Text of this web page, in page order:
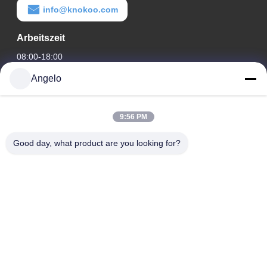
info@knokoo.com
Arbeitszeit
08:00-18:00
Unsere Adresse
Zimmer 1508, Taojing Business Building, Minbao Road,
Guangdong
Angelo
9:56 PM
Good day, what product are you looking for?